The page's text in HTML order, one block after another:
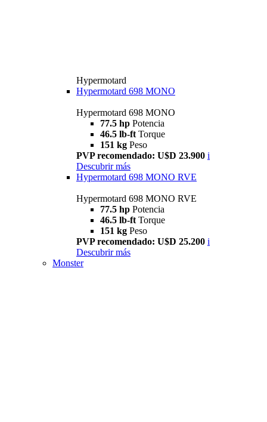
Hypermotard
Hypermotard 698 MONO
Hypermotard 698 MONO
77.5 hp Potencia
46.5 lb-ft Torque
151 kg Peso
PVP recomendado: U$D 23.900 i
Descubrir más
Hypermotard 698 MONO RVE
Hypermotard 698 MONO RVE
77.5 hp Potencia
46.5 lb-ft Torque
151 kg Peso
PVP recomendado: U$D 25.200 i
Descubrir más
Monster